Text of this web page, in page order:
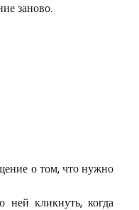
заново.
о том, что нужно
ней кликнуть, когда